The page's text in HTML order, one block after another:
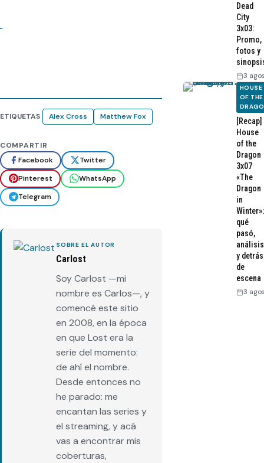
ETIQUETAS Alex Cross Matthew Fox
COMPARTIR
Facebook
Twitter
Pinterest
WhatsApp
Telegram
SOBRE EL AUTOR
Carlost
Soy Carlost —mi
nombre es Carlos—, y
comencé este sitio
en 2008, en la época
en que Lost era la
serie del momento:
de ahí el nombre.
Desde entonces no
he parado: me
encantan las series y
el streaming, y acá
vas a encontrar mis
coberturas,
Dead
City
3x03:
Promo,
fotos y
3
HOUSE
OF THE
[Recap]
House
of the
Dragon
3x07
«The
Dragon
in
Winter»:
qué
pasó,
análisis
y detrás
de
escena
3